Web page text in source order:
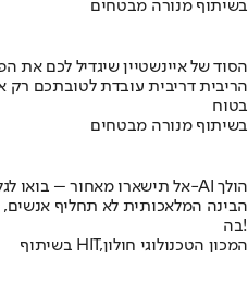
בשיתוף מנורה מבטחים
הסוד של איינשטיין שיגדיל לכם את
הריבית דריבית עובדת לטובתכם רק
בטוח
בשיתוף מנורה מבטחים
אל תישארו מאחור – בואו לגלות לאן ה-AI הולך
הבינה המלאכותית לא תחליף
בה!
בשיתוף HIT,המכון הטכנולוגי חולון